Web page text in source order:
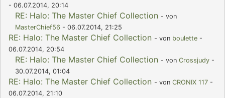
- 06.07.2014, 20:14
RE: Halo: The Master Chief Collection - von
MasterChief56 - 06.07.2014, 21:25
RE: Halo: The Master Chief Collection - von boulette -
06.07.2014, 20:54
RE: Halo: The Master Chief Collection - von Crossjudy -
30.07.2014, 01:04
RE: Halo: The Master Chief Collection - von CRONIX 117 -
06.07.2014, 21:10